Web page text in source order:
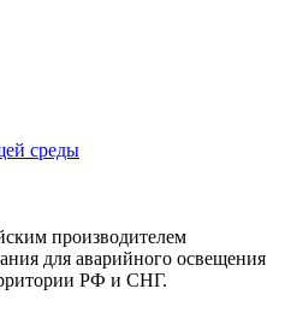
среды
производителем
для аварийного освещения
РФ и СНГ.